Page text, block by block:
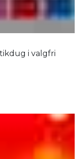
i valgfri